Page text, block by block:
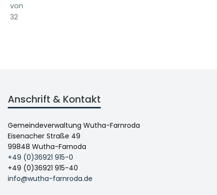
von
32
Anschrift & Kontakt
Gemeindeverwaltung Wutha-Farnroda
Eisenacher Straße 49
99848 Wutha-Farnoda
+49 (0)36921 915-0
+49 (0)36921 915-40
info@wutha-farnroda.de